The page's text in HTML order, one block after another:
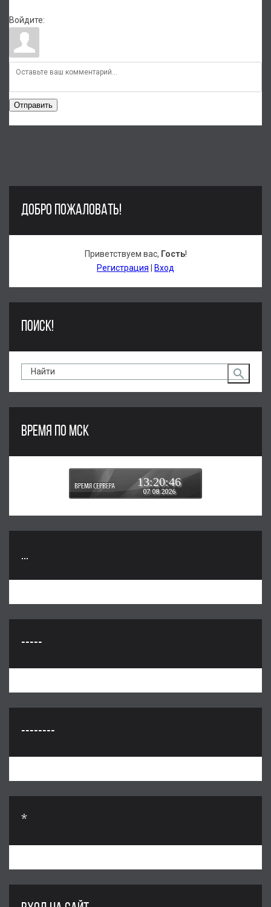
Войдите:
Отправить
ДОБРО ПОЖАЛОВАТЬ!
Приветствуем вас, Гость!
Регистрация
Вход
ПОИСК!
ВРЕМЯ ПО МСК
13:20:47
07.08.2026
...
-----
--------
*